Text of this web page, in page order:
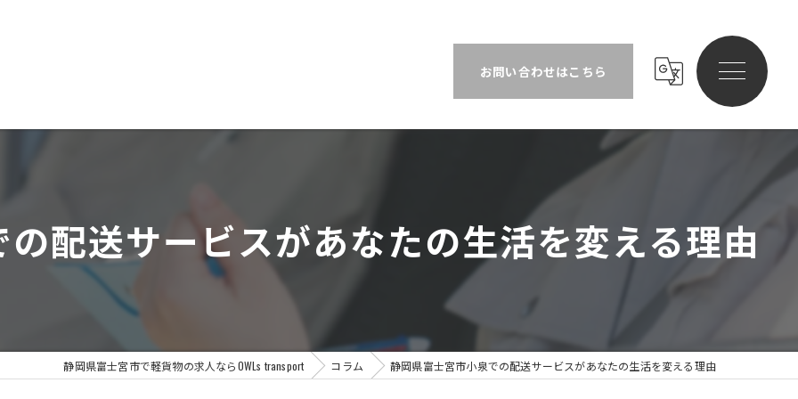
お問い合わせはこちら
配送サービスがあなたの生活を変える理由
静岡県富士宮市で軽貨物の求人ならOWLs transport コラム 静岡県富士宮市小泉での配送サービスがあなたの生活を変える理由